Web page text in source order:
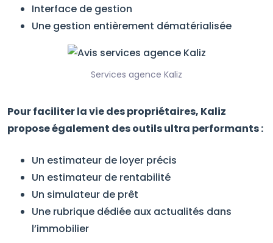
Interface de gestion
Une gestion entièrement dématérialisée
Services agence Kaliz
Pour faciliter la vie des propriétaires, Kaliz
propose également des outils ultra performants :
Un estimateur de loyer précis
Un estimateur de rentabilité
Un simulateur de prêt
Une rubrique dédiée aux actualités dans
l’immobilier